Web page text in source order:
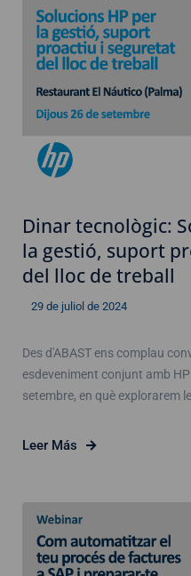
Dinar tecnològic:
la gestió, suport
del lloc de treball
29 de juliol de 2024
Des d'ABAST ens complau
esdeveniment conjunt amb
setembre, en què explorarem
Leer Más